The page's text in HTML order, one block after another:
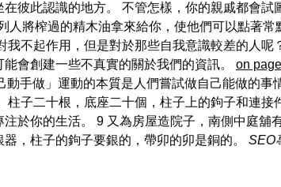
在彼此認識的地方。 不管怎樣，你的親戚都會
人將榨過的精木油拿來給你，使他們可以點著
我不起作用，但是對於那些自我意識較差的人
會創建一些不真實的關於我們的資訊。 on
動手做」運動的本質是人們嘗試做自己能做的
柱子二十根，底座二十個，柱子上的鉤子和連
注於你的生活。 9 又為房屋造院子，南側中庭
，柱子的鉤子要銀的，帶卯的卯是銅的。 SEO